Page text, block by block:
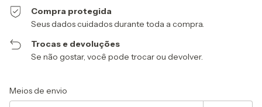
Compra protegida
Seus dados cuidados durante toda a compra.
Trocas e devoluções
Se não gostar, você pode trocar ou devolver.
Entregas para o CEP:
Meios de envio